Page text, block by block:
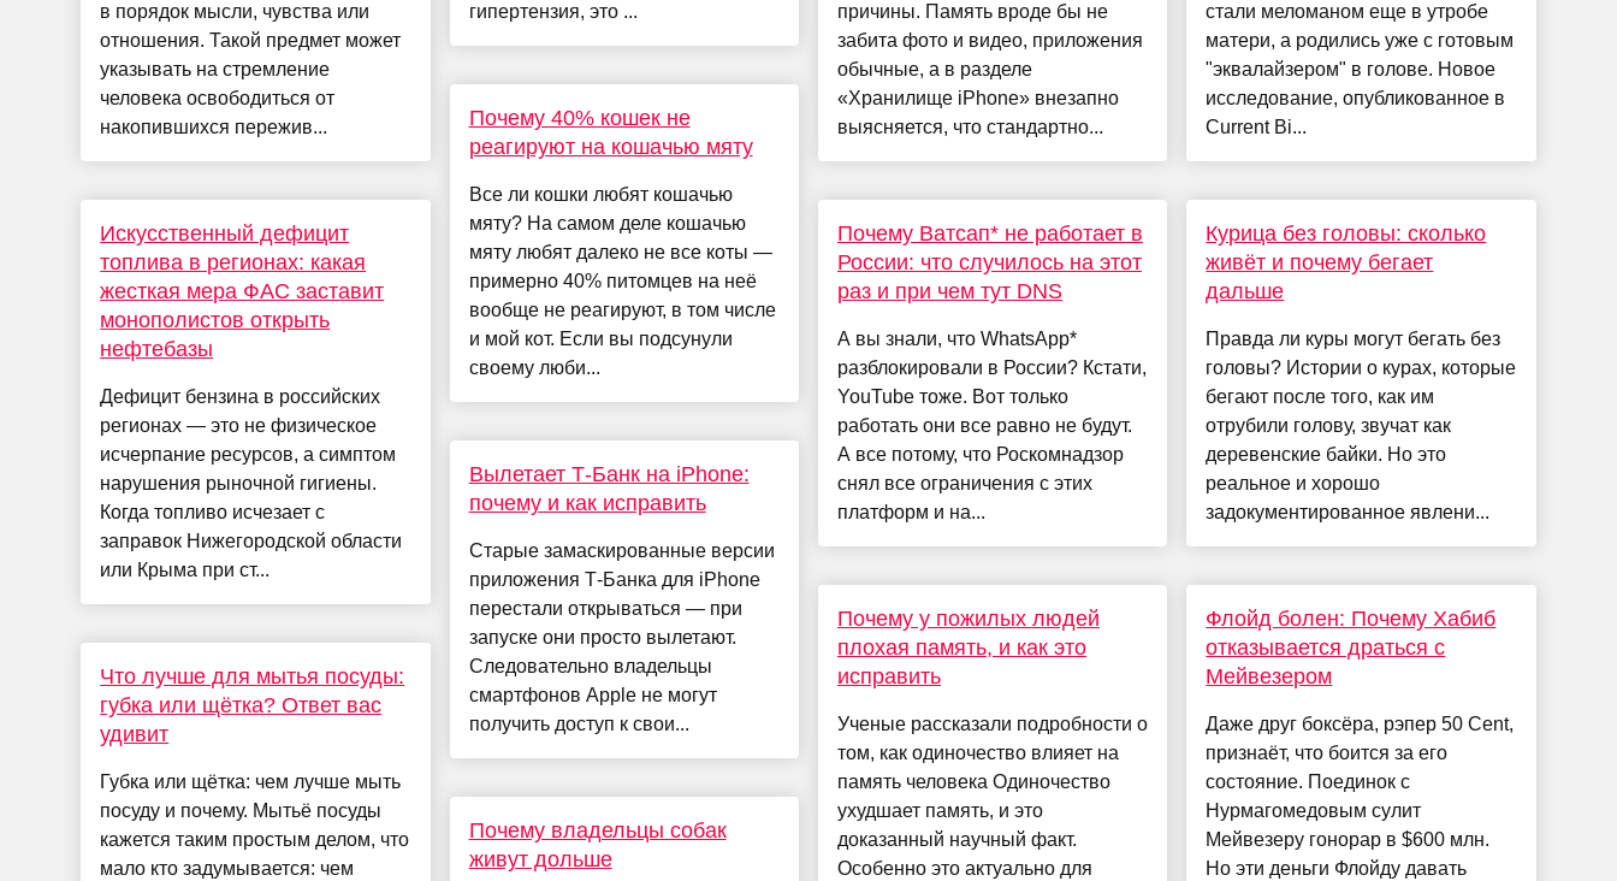
в порядок мысли, чувства или
отношения. Такой предмет может
указывать на стремление
человека освободиться от
накопившихся пережив...
Искусственный дефицит
топлива в регионах: какая
жесткая мера ФАС заставит
монополистов открыть
нефтебазы
Дефицит бензина в российских
регионах — это не физическое
исчерпание ресурсов, а симптом
нарушения рыночной гигиены.
Когда топливо исчезает с
заправок Нижегородской области
или Крыма при ст...
Что лучше для мытья посуды:
губка или щётка? Ответ вас
удивит
Губка или щётка: чем лучше мыть
посуду и почему. Мытьё посуды
кажется таким простым делом, что
мало кто задумывается: чем
гипертензия, это ...
Почему 40% кошек не
реагируют на кошачью мяту
Все ли кошки любят кошачью
мяту? На самом деле кошачью
мяту любят далеко не все коты —
примерно 40% питомцев на неё
вообще не реагируют, в том числе
и мой кот. Если вы подсунули
своему люби...
Вылетает Т-Банк на iPhone:
почему и как исправить
Старые замаскированные версии
приложения Т-Банка для iPhone
перестали открываться — при
запуске они просто вылетают.
Следовательно владельцы
смартфонов Apple не могут
получить доступ к свои...
Почему владельцы собак
живут дольше
причины. Память вроде бы не
забита фото и видео, приложения
обычные, а в разделе
«Хранилище iPhone» внезапно
выясняется, что стандартно...
Почему Ватсап* не работает в
России: что случилось на этот
раз и при чем тут DNS
А вы знали, что WhatsApp*
разблокировали в России? Кстати,
YouTube тоже. Вот только
работать они все равно не будут.
А все потому, что Роскомнадзор
снял все ограничения с этих
платформ и на...
Почему у пожилых людей
плохая память, и как это
исправить
Ученые рассказали подробности о
том, как одиночество влияет на
память человека Одиночество
ухудшает память, и это
доказанный научный факт.
Особенно это актуально для
стали меломаном еще в утробе
матери, а родились уже с готовым
"эквалайзером" в голове. Новое
исследование, опубликованное в
Current Bi...
Курица без головы: сколько
живёт и почему бегает
дальше
Правда ли куры могут бегать без
головы? Истории о курах, которые
бегают после того, как им
отрубили голову, звучат как
деревенские байки. Но это
реальное и хорошо
задокументированное явлени...
Флойд болен: Почему Хабиб
отказывается драться с
Мейвезером
Даже друг боксёра, рэпер 50 Cent,
признаёт, что боится за его
состояние. Поединок с
Нурмагомедовым сулит
Мейвезеру гонорар в $600 млн.
Но эти деньги Флойду давать